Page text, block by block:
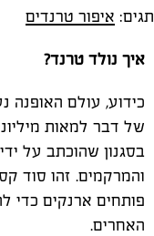
תגים: איפור טרנדים
איך נולד טרנד?
כידוע, עולם האופנה
של דבר למאות
בסגנון שהוכתב על
והמרקמים. זהו סוד
פותחים ארנקים כדי
האחרים.